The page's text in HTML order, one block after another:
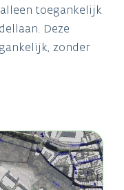
toegankelijk
Deze
zonder